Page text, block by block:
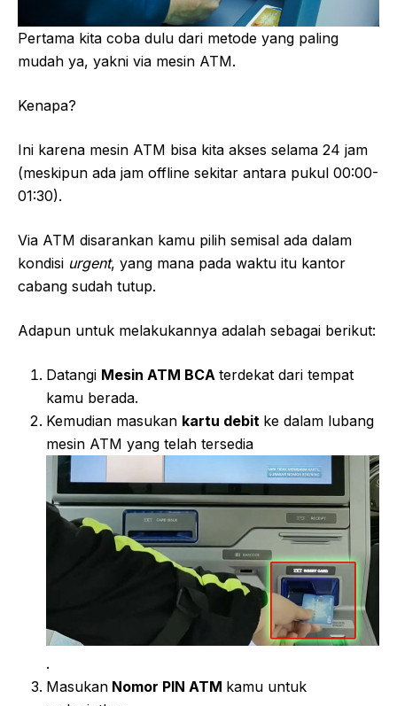
Pertama kita coba dulu dari metode yang paling
mudah ya, yakni via mesin ATM.
Kenapa?
Ini karena mesin ATM bisa kita akses selama 24 jam
(meskipun ada jam offline sekitar antara pukul 00:00-
01:30).
Via ATM disarankan kamu pilih semisal ada dalam
kondisi urgent, yang mana pada waktu itu kantor
cabang sudah tutup.
Adapun untuk melakukannya adalah sebagai berikut:
Datangi Mesin ATM BCA terdekat dari tempat
kamu berada.
Kemudian masukan kartu debit ke dalam lubang
mesin ATM yang telah tersedia
.
Masukan Nomor PIN ATM kamu untuk